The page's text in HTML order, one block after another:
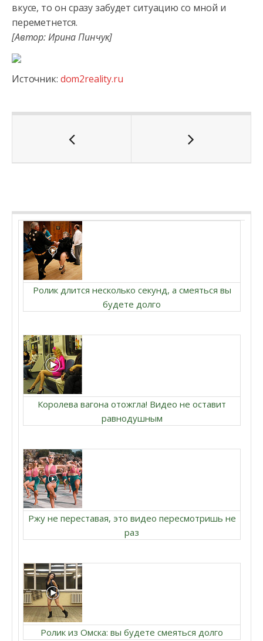
вкусе, то он сразу забудет ситуацию со мной и
переметнется.
[Автор: Ирина Пинчук]
Источник: dom2reality.ru
Ролик длится несколько секунд, а смеяться вы
будете долго
Королева вагона отожгла! Видео не оставит
равнодушным
Ржу не переставая, это видео пересмотришь не
раз
Ролик из Омска: вы будете смеяться долго